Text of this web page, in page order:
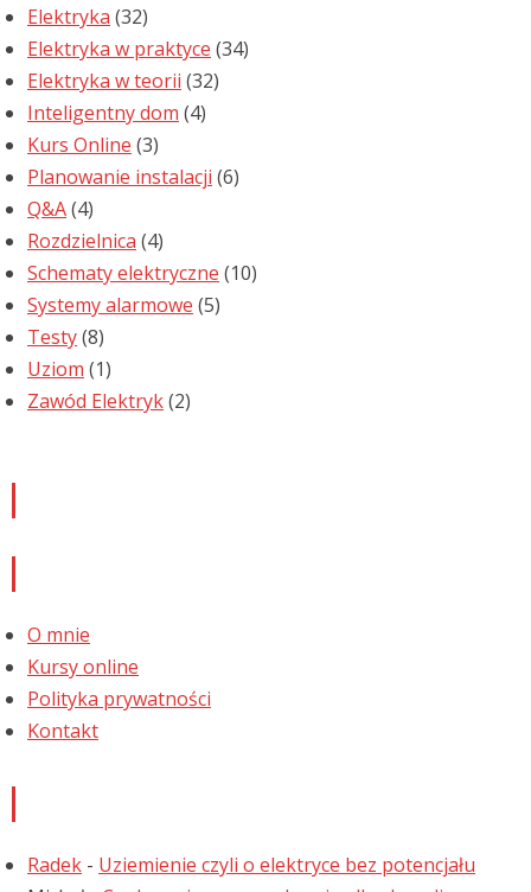
Elektryka (32)
Elektryka w praktyce (34)
Elektryka w teorii (32)
Inteligentny dom (4)
Kurs Online (3)
Planowanie instalacji (6)
Q&A(4)
Rozdzielnica (4)
Schematy elektryczne (10)
Systemy alarmowe (5)
Testy(8)
Uziom (1)
Zawód Elektryk(2)
O mnie
Kursy online
Polityka prywatności
Kontakt
Radek - Uziemienie czyli o elektryce bez potencjału